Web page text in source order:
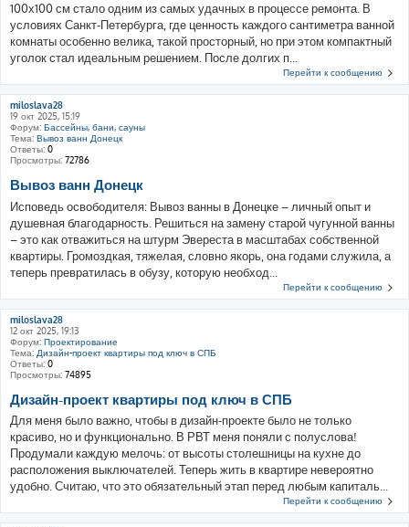
100х100 см стало одним из самых удачных в процессе ремонта. В
условиях Санкт-Петербурга, где ценность каждого сантиметра ванной
комнаты особенно велика, такой просторный, но при этом компактный
уголок стал идеальным решением. После долгих п...
Перейти к сообщению
miloslava28
19 окт 2025, 15:19
Форум: Бассейны, бани, сауны
Тема: Вывоз ванн Донецк
Ответы: 0
Просмотры: 72786
Вывоз ванн Донецк
Исповедь освободителя: Вывоз ванны в Донецке – личный опыт и
душевная благодарность. Решиться на замену старой чугунной ванны
– это как отважиться на штурм Эвереста в масштабах собственной
квартиры. Громоздкая, тяжелая, словно якорь, она годами служила, а
теперь превратилась в обузу, которую необход...
Перейти к сообщению
miloslava28
12 окт 2025, 19:13
Форум: Проектирование
Тема: Дизайн-проект квартиры под ключ в СПБ
Ответы: 0
Просмотры: 74895
Дизайн-проект квартиры под ключ в СПБ
Для меня было важно, чтобы в дизайн-проекте было не только
красиво, но и функционально. В РВТ меня поняли с полуслова!
Продумали каждую мелочь: от высоты столешницы на кухне до
расположения выключателей. Теперь жить в квартире невероятно
удобно. Считаю, что это обязательный этап перед любым капиталь...
Перейти к сообщению